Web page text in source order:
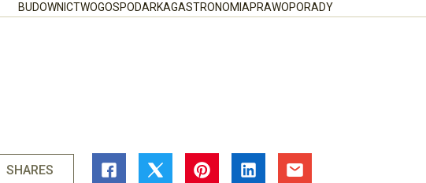
BUDOWNICTWOGOSPODARKAGASTRONOMIAPRAWOPORADY
SHARES